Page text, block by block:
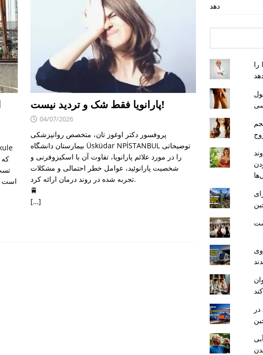
است
پارانویا فقط شک و تردید نیست!
04/07/2026
پروفسور دکتر اوغوز تان، متخصص روانپزشکی
بیمارستان دانشگاه Üsküdar NPİSTANBUL توضیحاتی
را در مورد علائم پارانویا، تفاوت آن با اسکیزوفرنی و
شخصیت پارانوئید، عوامل خطر احتمالی و مشکلات
تجربه شده در روند درمان ارائه کرد.
🚆
[…]
دهد
را
خط ۲۲ متروی